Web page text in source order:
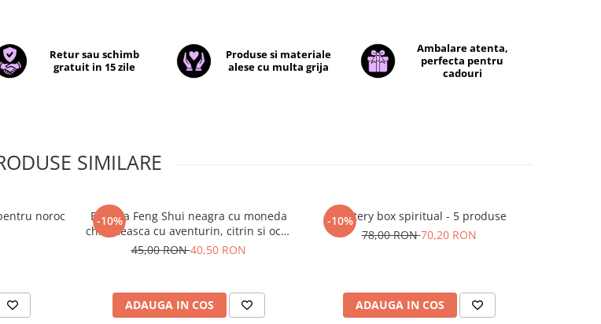
Retur sau schimb
gratuit in 15 zile
Produse si materiale
alese cu multa grija
Ambalare atenta,
perfecta pentru
cadouri
SIMILARE
noroc
-10%
Bratara Feng Shui neagra cu moneda
chinezeasca cu aventurin, citrin si ochi
de tigru - abundenta si prosperitate
45,00 RON40,50 RON
ADAUGA IN COS
-10%
Mystery box spiritual - 5 produse
78,00 RON70,20 RON
ADAUGA IN COS